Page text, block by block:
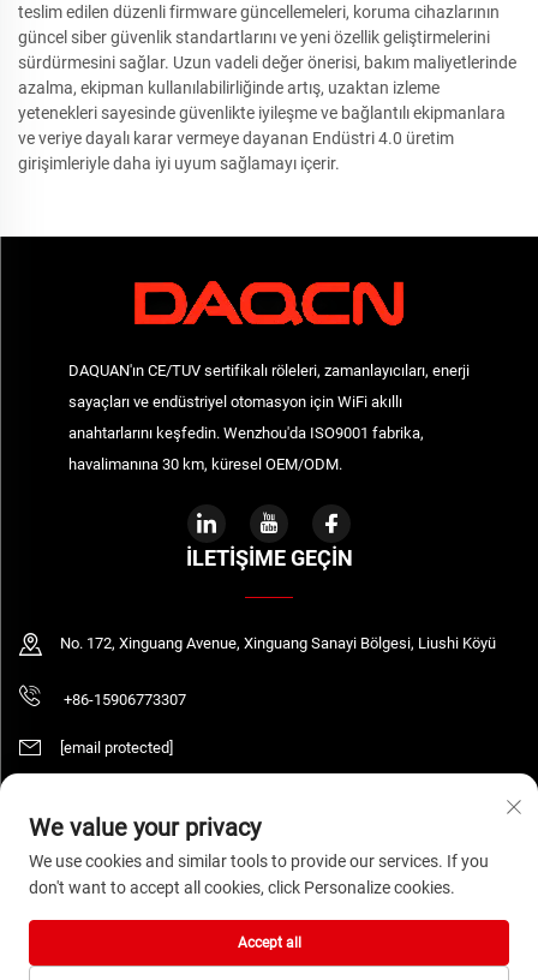
teslim edilen düzenli firmware güncellemeleri, koruma cihazlarının
güncel siber güvenlik standartlarını ve yeni özellik geliştirmelerini
sürdürmesini sağlar. Uzun vadeli değer önerisi, bakım maliyetlerinde
azalma, ekipman kullanılabilirliğinde artış, uzaktan izleme
yetenekleri sayesinde güvenlikte iyileşme ve bağlantılı ekipmanlara
ve veriye dayalı karar vermeye dayanan Endüstri 4.0 üretim
girişimleriyle daha iyi uyum sağlamayı içerir.
DAQUAN'ın CE/TUV sertifikalı röleleri, zamanlayıcıları, enerji
sayaçları ve endüstriyel otomasyon için WiFi akıllı
anahtarlarını keşfedin. Wenzhou'da ISO9001 fabrika,
havalimanına 30 km, küresel OEM/ODM.
İLETIŞIME GEÇIN
No. 172, Xinguang Avenue, Xinguang Sanayi Bölgesi, Liushi Köyü
+86-15906773307
[email protected]
Telif Hakkı © 2026 WENZHOU DAQUAN ELECTRIC CO.,LTD Tüm hakları saklıdır.
Gizlilik Politikası
We value your privacy
We use cookies and similar tools to provide our services. If you
don't want to accept all cookies, click Personalize cookies.
Accept all